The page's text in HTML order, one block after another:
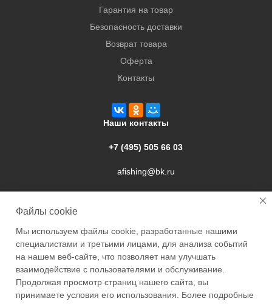
Гарантия на товар
Безопасность доставки
Возврат товара
Оферта
Контакты
Наши контакты
+7 (495) 505 66 03
afishing@bk.ru
2026 © Academyfishing - продажа товаров для рыбалки по
Москве и России
Файлы cookie
Мы используем файлы cookie, разработанные нашими
специалистами и третьими лицами, для анализа событий
на нашем веб-сайте, что позволяет нам улучшать
взаимодействие с пользователями и обслуживание.
Продолжая просмотр страниц нашего сайта, вы
принимаете условия его использования. Более подробные